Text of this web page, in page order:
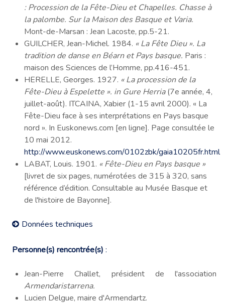
: Procession de la Fête-Dieu et Chapelles. Chasse à
la palombe. Sur la Maison des Basque et Varia.
Mont-de-Marsan : Jean Lacoste, pp.5-21.
GUILCHER, Jean-Michel. 1984. « La Fête Dieu ». La
tradition de danse en Béarn et Pays basque. Paris :
maison des Sciences de l’Homme, pp.416-451.
HERELLE, Georges. 1927. « La procession de la
Fête-Dieu à Espelette ». in Gure Herria(7e année, 4,
juillet-août). ITCAINA, Xabier (1-15 avril 2000). « La
Fête-Dieu face à ses interprétations en Pays basque
nord ». In Euskonews.com [en ligne]. Page consultée le
10 mai 2012.
http://www.euskonews.com/0102zbk/gaia10205fr.html
LABAT, Louis. 1901. « Fête-Dieu en Pays basque »
[livret de six pages, numérotées de 315 à 320, sans
référence d’édition. Consultable au Musée Basque et
de l'histoire de Bayonne].
Données techniques
Personne(s) rencontrée(s) :
Jean-Pierre Challet, président de l'association
Armendaristarrena.
Lucien Delgue, maire d'Armendartz.